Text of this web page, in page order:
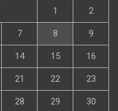
1 2
7 8 9
14 15 16
21 22 23
28 29 30